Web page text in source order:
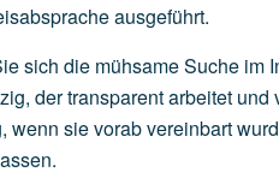
ausgeführt.
sich die mühsame Suche im
der transparent arbeitet
wenn sie vorab vereinbart